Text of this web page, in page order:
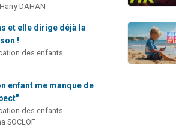
DAHAN
et elle dirige déjà la
!
des enfants
enfant me manque de
des enfants
SOCLOF